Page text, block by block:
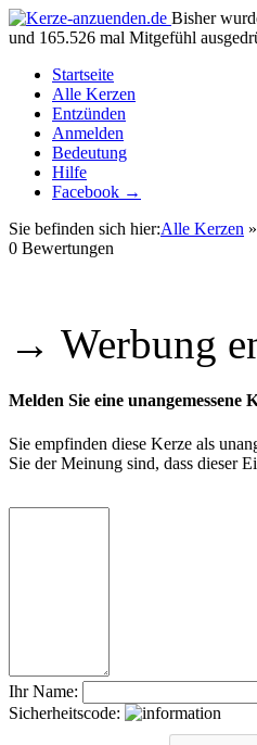
Bisher
und 165.526 mal Mitgefühl
Startseite
Alle Kerzen
Entzünden
Anmelden
Bedeutung
Hilfe
Facebook →
Sie befinden sich hier:Alle Kerzen
0 Bewertungen
→ Werbung
Melden Sie eine unangemessene
Sie empfinden diese Kerze als
Sie der Meinung sind, dass dieser
Ihr Name:
Sicherheitscode: